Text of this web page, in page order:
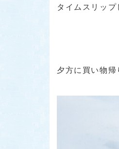
タイムスリッ
夕方に買い物帰